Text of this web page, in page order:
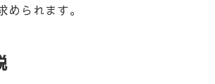
ア展示場で発見する外構工事のヒント
られます。